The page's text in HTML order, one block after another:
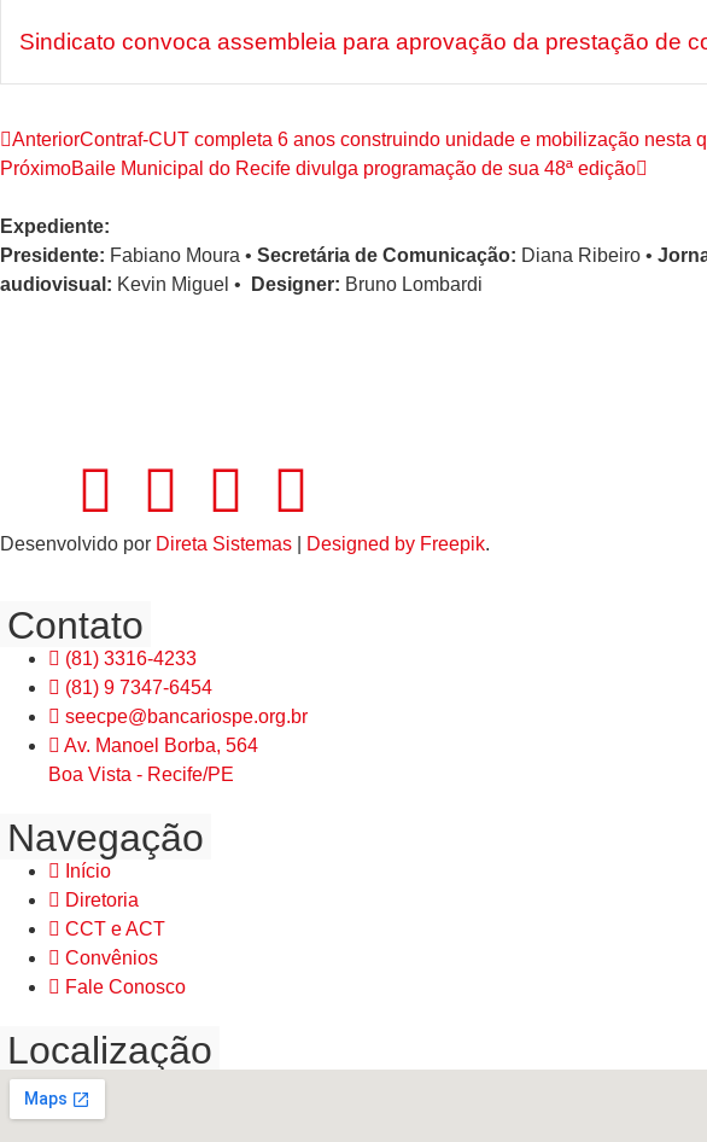
Sindicato convoca assembleia para aprovação da prestação de
AnteriorContraf-CUT completa 6 anos construindo unidade e mobilização nesta
PróximoBaile Municipal do Recife divulga programação de sua 48ª edição
Expediente:
Presidente: Fabiano Moura • Secretária de Comunicação: Diana Ribeiro •
audiovisual: Kevin Miguel • Designer: Bruno Lombardi
Desenvolvido por Direta Sistemas Designed by Freepik.
Contato
(81) 3316-4233
(81) 9 7347-6454
seecpe@bancariospe.org.br
Av. Manoel Borba, 564
Boa Vista - Recife/PE
Navegação
Início
Diretoria
CCT e ACT
Convênios
Fale Conosco
Localização